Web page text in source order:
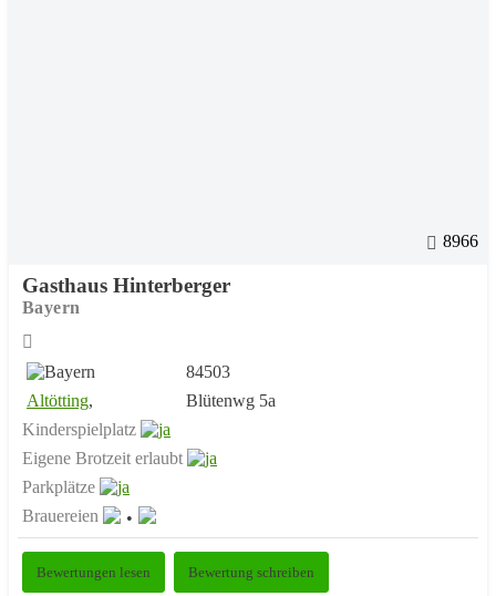
8966
Gasthaus Hinterberger
Bayern
84503
Altötting,
Blütenwg 5a
Kinderspielplatz
Eigene Brotzeit erlaubt
Parkplätze
Brauereien
Bewertungen lesen Bewertung schreiben